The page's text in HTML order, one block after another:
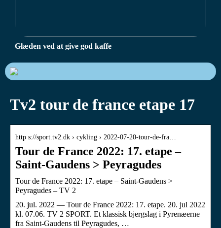
Glæden ved at give god kaffe
Tv2 tour de france etape 17
http s://sport.tv2.dk › cykling › 2022-07-20-tour-de-fra…
Tour de France 2022: 17. etape –
Saint-Gaudens > Peyragudes
Tour de France 2022: 17. etape – Saint-Gaudens >
Peyragudes – TV 2
20. jul. 2022 — Tour de France 2022: 17. etape. 20. jul 2022
kl. 07.06. TV 2 SPORT. Et klassisk bjergslag i Pyrenæerne
fra Saint-Gaudens til Peyragudes, …